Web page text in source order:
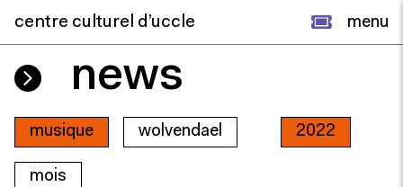
centre culturel d’uccle menu
news
musique wolvendael 2022
mois